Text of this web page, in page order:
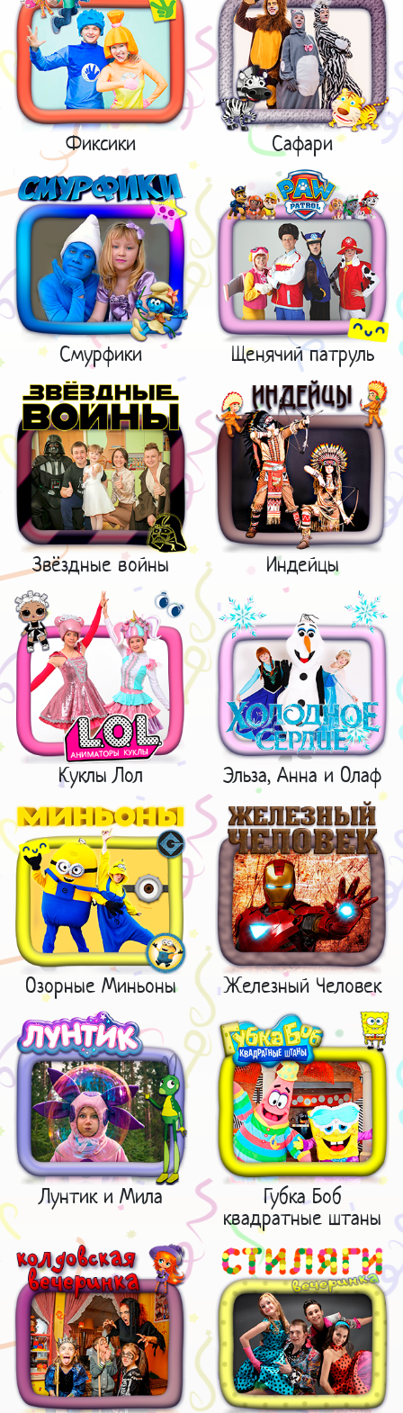
Фиксики Сафари
Смурфики Щенячий патруль
Звёздные войны Индейцы
Куклы Лол Эльза, Анна и Олаф
Озорные Миньоны Железный Человек
Лунтик и Мила
Губка Боб
квадратные штаны